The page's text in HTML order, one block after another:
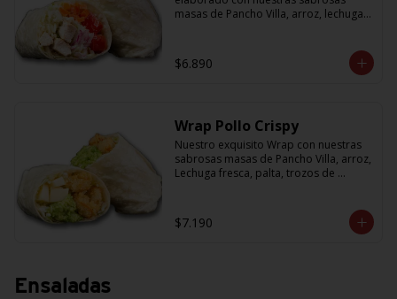
masas de Pancho Villa, arroz, lechuga
plancha acompañado de una salsa en
base a lactonesa
$6.890
Wrap Pollo Crispy
Nuestro exquisito Wrap con nuestras
sabrosas masas de Pancho Villa, arroz,
Lechuga fresca, palta, trozos de
$7.190
Ensaladas